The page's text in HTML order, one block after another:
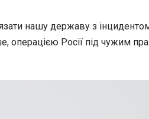
нашу державу з
операцією Росії під чужим